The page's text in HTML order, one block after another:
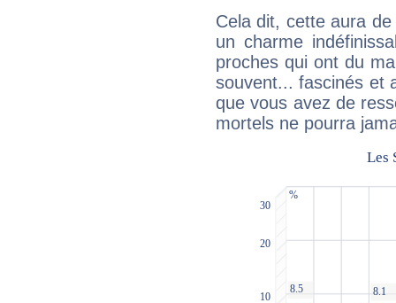
Cela dit, cette aura
un charme
proches qui ont du
souvent... fascinés et
que vous avez de
mortels ne pourra